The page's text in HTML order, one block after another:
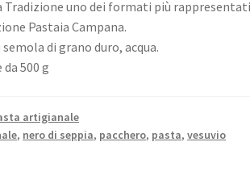
Tradizione uno dei formati più
Pastaia Campana.
di grano duro, acqua.
500 g
artigianale
, nero di seppia, pacchero, pasta,vesuvio